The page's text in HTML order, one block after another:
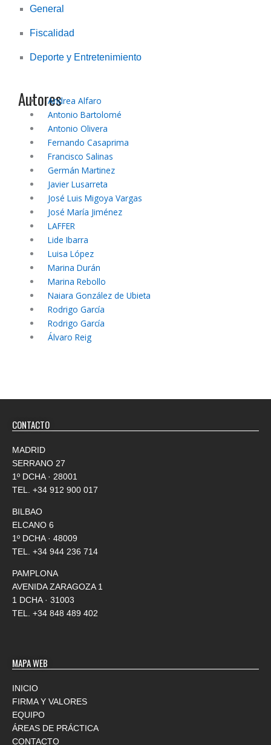
General
Fiscalidad
Deporte y Entretenimiento
AutoresAndrea Alfaro
Antonio Bartolomé
Antonio Olivera
Fernando Casaprima
Francisco Salinas
Germán Martinez
Javier Lusarreta
José Luis Migoya Vargas
José María Jiménez
LAFFER
Lide Ibarra
Luisa López
Marina Durán
Marina Rebollo
Naiara González de Ubieta
Rodrigo García
Rodrigo García
Álvaro Reig
CONTACTO
MADRID
SERRANO 27
1º DCHA · 28001
TEL. +34 912 900 017
BILBAO
ELCANO 6
1º DCHA · 48009
TEL. +34 944 236 714
PAMPLONA
AVENIDA ZARAGOZA 1
1 DCHA · 31003
TEL. +34 848 489 402
MAPA WEB
INICIO
FIRMA Y VALORES
EQUIPO
ÁREAS DE PRÁCTICA
CONTACTO